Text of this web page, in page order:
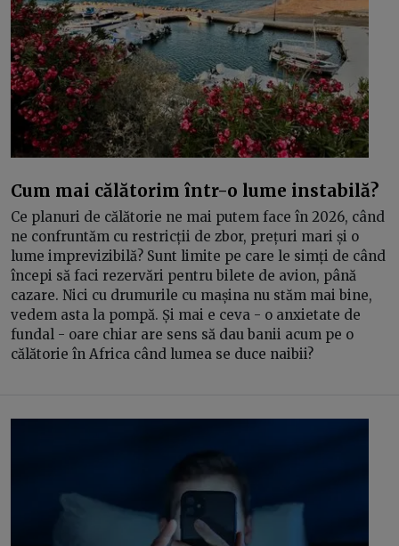
Cum mai călătorim într-o lume instabilă?
Ce planuri de călătorie ne mai putem face în 2026, când
ne confruntăm cu restricții de zbor, prețuri mari și o
lume imprevizibilă? Sunt limite pe care le simți de când
începi să faci rezervări pentru bilete de avion, până
cazare. Nici cu drumurile cu mașina nu stăm mai bine,
vedem asta la pompă. Și mai e ceva - o anxietate de
fundal - oare chiar are sens să dau banii acum pe o
călătorie în Africa când lumea se duce naibii?